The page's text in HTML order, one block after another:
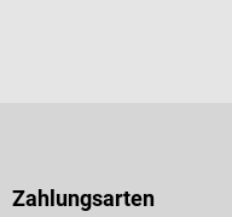
Zahlungsarten